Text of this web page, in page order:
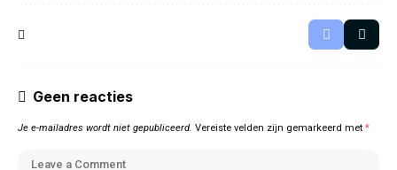
Geen reacties
Je e-mailadres wordt niet gepubliceerd. Vereiste velden zijn gemarkeerd met *